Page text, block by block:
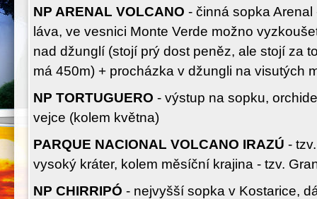
NP ARENAL VOLCANO - činná sopka
láva, ve vesnici Monte Verde možno
nad džunglí (stojí prý dost peněz, ale stojí za
má 450m) + procházka v džungli na visutých
NP TORTUGUERO - výstup na sopku,
vejce (kolem května)
PARQUE NACIONAL VOLCANO IRAZÚ -
vysoký kráter, kolem měsíční krajina - tzv.
NP CHIRRIPÓ - nejvyšší sopka v Kostarice,